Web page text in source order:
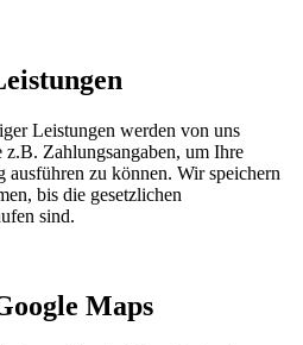
Leistungen werden von uns
Zahlungsangaben, um Ihre
ausführen zu können. Wir speichern
bis die gesetzlichen
sind.
Maps